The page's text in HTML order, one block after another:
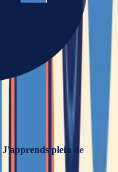
J'apprends plein de